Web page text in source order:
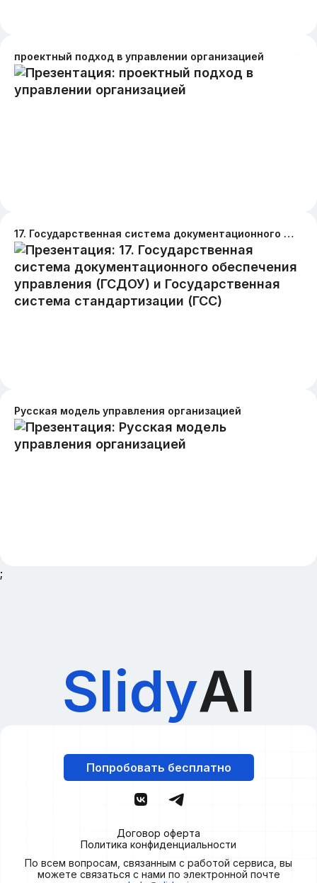
проектный подход в управлении организацией
17. Государственная система документационного обеспечения управления (ГСДОУ) и Государственная система стандартизации (ГСС)
Русская модель управления организацией
;
SlidyAI
Попробовать бесплатно
Договор оферта
Политика конфиденциальности
По всем вопросам, связанным с работой сервиса, вы
можете связаться с нами по электронной почте